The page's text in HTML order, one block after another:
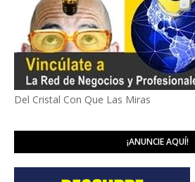
Del Cristal Con Que Las Miras
¡ANUNCIE AQUÍ!